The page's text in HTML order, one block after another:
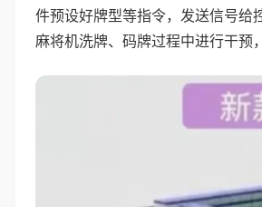
件预设好牌型等指令，发送信号给
麻将机洗牌、码牌过程中进行干预